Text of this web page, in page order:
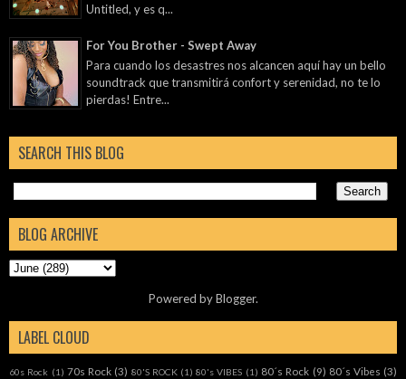
Untitled, y es q...
For You Brother - Swept Away
Para cuando los desastres nos alcancen aquí hay un bello
soundtrack que transmitirá confort y serenidad, no te lo
pierdas! Entre...
SEARCH THIS BLOG
BLOG ARCHIVE
Powered byBlogger.
LABEL CLOUD
60s Rock (1) 70s Rock (3) 80'S ROCK (1) 80's VIBES (1) 80´s Rock (9) 80´s Vibes (3)